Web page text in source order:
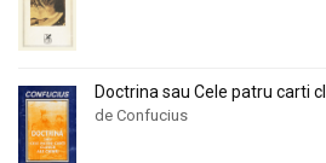
Doctrina sau Cele patru carti
de Confucius